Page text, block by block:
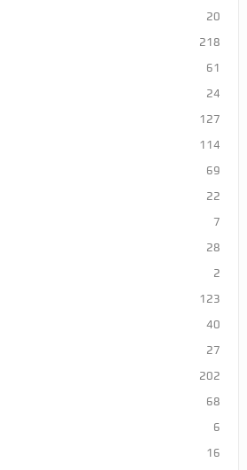
20
218
61
24
127
114
69
22
7
28
2
123
40
27
202
68
6
16